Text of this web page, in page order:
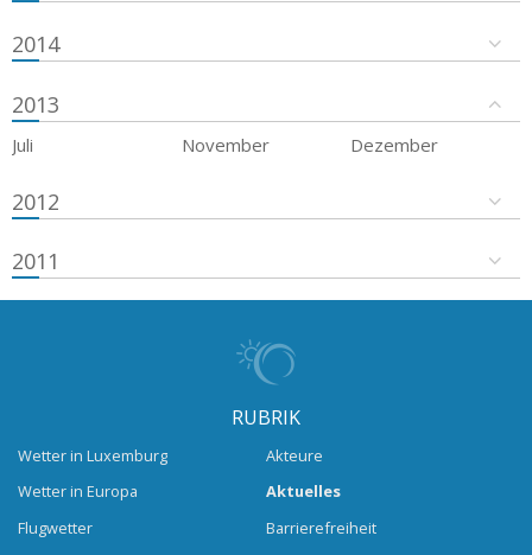
2014
2013
Juli November Dezember
2012
2011
RUBRIK
Wetter in Luxemburg
Wetter in Europa
Flugwetter
Akteure
Aktuelles
Barrierefreiheit